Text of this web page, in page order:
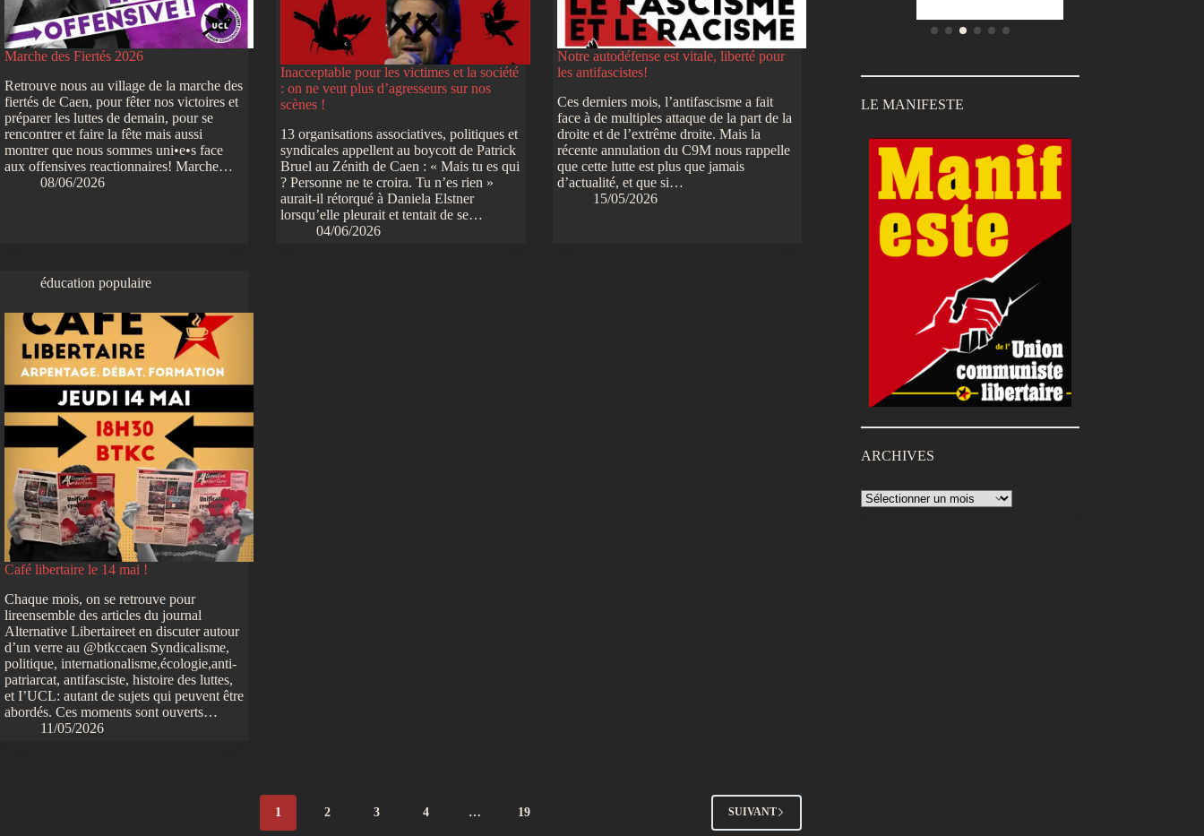
Marche des Fiertés 2026
Retrouve nous au village de la marche des
fiertés de Caen, pour fêter nos victoires et
préparer les luttes de demain, pour se
rencontrer et faire la fête mais aussi
montrer que nous sommes uni•e•s face
aux offensives reactionnaires! Marche…
08/06/2026
Inacceptable pour les victimes et la société
: on ne veut plus d’agresseurs sur nos
scènes !
13 organisations associatives, politiques et
syndicales appellent au boycott de Patrick
Bruel au Zénith de Caen : « Mais tu es qui
? Personne ne te croira. Tu n’es rien »
aurait-il rétorqué à Daniela Elstner
lorsqu’elle pleurait et tentait de se…
04/06/2026
Notre autodéfense est vitale, liberté pour
les antifascistes!
Ces derniers mois, l’antifascisme a fait
face à de multiples attaque de la part de la
droite et de l’extrême droite. Mais la
récente annulation du C9M nous rappelle
que cette lutte est plus que jamais
d’actualité, et que si…
15/05/2026
éducation populaire
Café libertaire le 14 mai !
Chaque mois, on se retrouve pour
lireensemble des articles du journal
Alternative Libertaireet en discuter autour
d’un verre au @btkccaen Syndicalisme,
politique, internationalisme,écologie,anti-
patriarcat, antifasciste, histoire des luttes,
et I’UCL: autant de sujets qui peuvent être
abordés. Ces moments sont ouverts…
11/05/2026
1 2 3 4 … 19 SUIVANT
LE MANIFESTE
ARCHIVES
Archives